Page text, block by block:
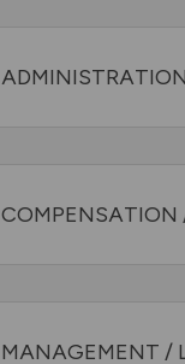
ADMINISTRATION
COMPENSATION
MANAGEMENT /